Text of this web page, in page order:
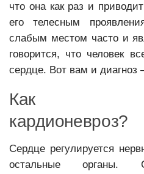
что она как раз и
его телесным
слабым местом часто и
говорится, что человек
сердце. Вот вам и диагноз
Как
кардионевроз?
Сердце регулируется
остальные органы.